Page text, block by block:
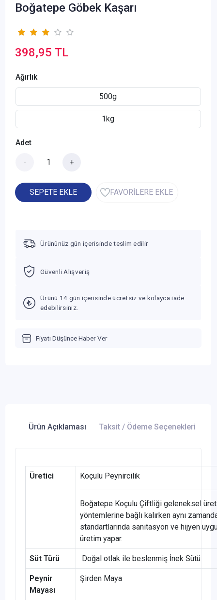
Boğatepe Göbek Kaşarı
398,95 TL
Ağırlık
500g
1kg
Adet
- +
SEPETE EKLE FAVORİLERE EKLE
Ürününüz gün içerisinde teslim edilir
Güvenli Alışveriş
Ürünü 14 gün içerisinde ücretsiz ve kolayca iade
edebilirsiniz.
Fiyatı Düşünce Haber Ver
Ürün Açıklaması Taksit / Ödeme Seçenekleri
Üretici Koçulu Peynircilik
Boğatepe Koçulu Çiftliği geleneksel
yöntemlerine bağlı kalırken aynı
standartlarında sanitasyon ve hijyen
üretim yapar.
Süt Türü Doğal otlak ile beslenmiş İnek Sütü
Peynir
Mayası
Şirden Maya